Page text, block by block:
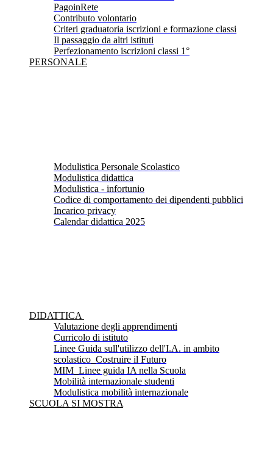
PagoinRete
Contributo volontario
Criteri graduatoria iscrizioni e formazione classi
Il passaggio da altri istituti
Perfezionamento iscrizioni classi 1°
PERSONALE
Modulistica Personale Scolastico
Modulistica didattica
Modulistica - infortunio
Codice di comportamento dei dipendenti pubblici
Incarico privacy
Calendar didattica 2025
DIDATTICA
Valutazione degli apprendimenti
Curricolo di istituto
Linee Guida sull'utilizzo dell'I.A. in ambito
scolastico_Costruire il Futuro
MIM_Linee guida IA nella Scuola
Mobilità internazionale studenti
Modulistica mobilità internazionale
SCUOLA SI MOSTRA